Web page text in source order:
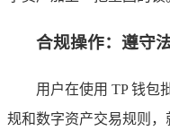
合规操作：遵守
用户在使用 TP 钱包
规和数字资产交易规则